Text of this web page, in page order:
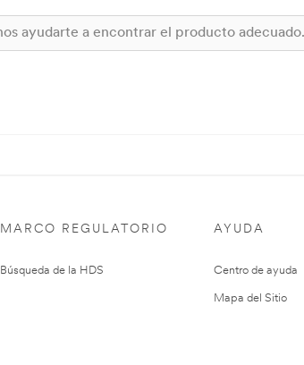
MARCO REGULATORIO
Búsqueda de la HDS
AYUDA
Centro de ayuda
Mapa del Sitio